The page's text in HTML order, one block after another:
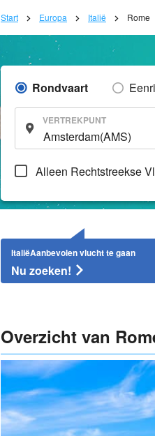
Start Europa Italië Rome
Rondvaart
VERTREKPUNT
Alleen Rechtstreekse
ItaliëAanbevolen vlucht te gaan
Nu zoeken!
Overzicht van